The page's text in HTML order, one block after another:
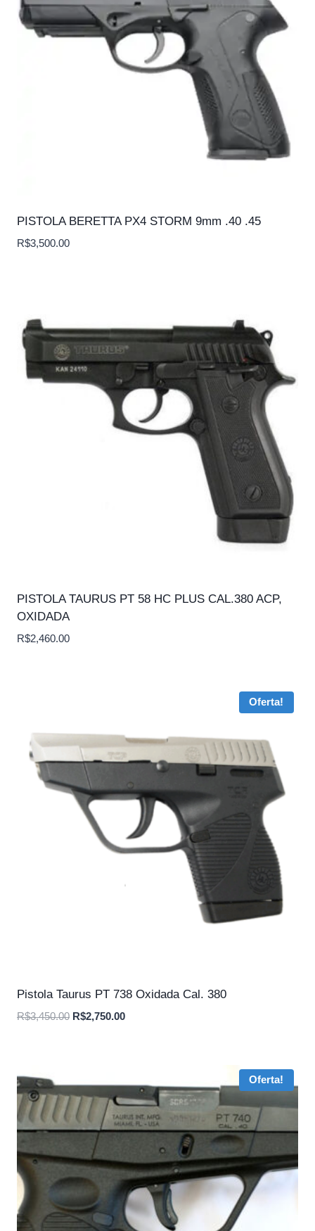
PISTOLA BERETTA PX4 STORM 9mm .40 .45
R$3,500.00
PISTOLA TAURUS PT 58 HC PLUS CAL.380 ACP,
OXIDADA
R$2,460.00
Oferta!
Pistola Taurus PT 738 Oxidada Cal. 380
R$3,450.00 O
R$2,750.00O
Oferta!